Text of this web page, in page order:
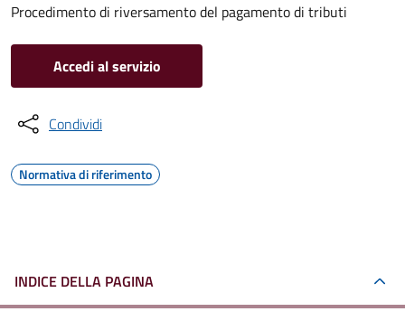
Procedimento di riversamento del pagamento di tributi
Accedi al servizio
Condividi
Normativa di riferimento
INDICE DELLA PAGINA